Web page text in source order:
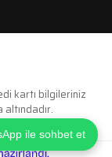
ile sohbet et
kartı bilgileriniz
ile